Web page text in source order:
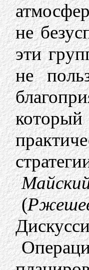
не
эти
не
(